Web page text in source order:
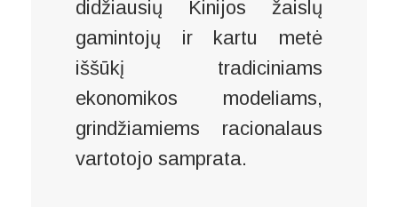
didžiausių Kinijos žaislų
gamintojų ir kartu metė
iššūkį tradiciniams
ekonomikos modeliams,
grindžiamiems racionalaus
vartotojo samprata.